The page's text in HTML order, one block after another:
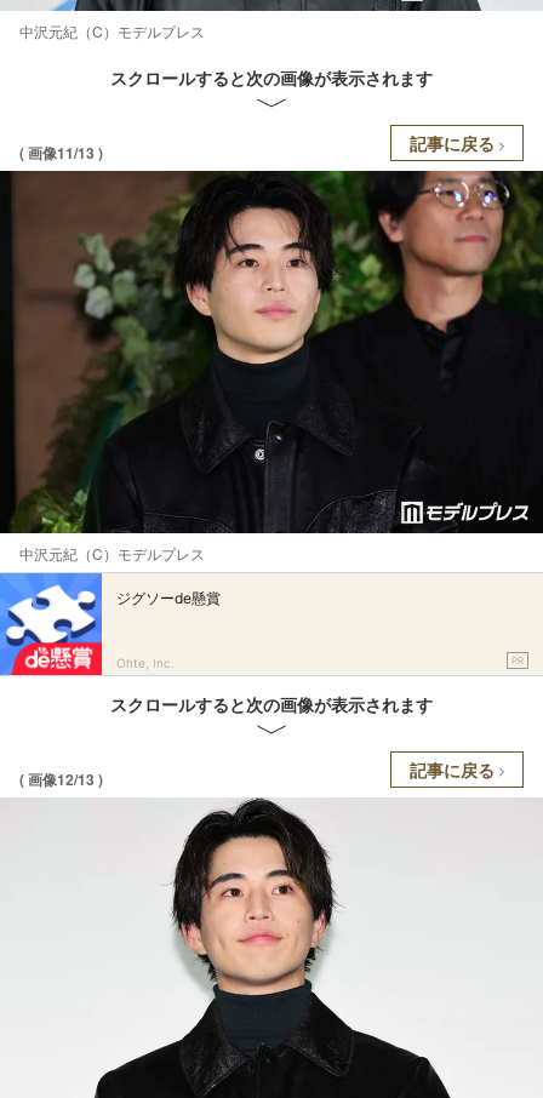
中沢元紀（C）モデルプレス
スクロールすると次の画像が表示されます
( 画像11/13 ) 記事に戻る
中沢元紀（C）モデルプレス
ジグソーde懸賞
Ohte, Inc. PR
スクロールすると次の画像が表示されます
( 画像12/13 ) 記事に戻る